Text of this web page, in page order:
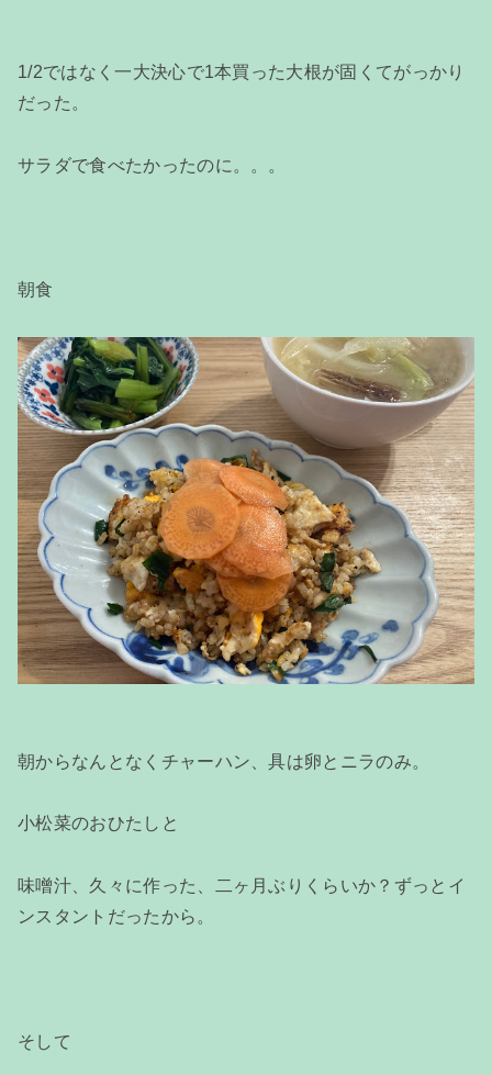
1/2ではなく一大決心で1本買った大根が固くてがっかり
だった。
サラダで食べたかったのに。。。
朝食
朝からなんとなくチャーハン、具は卵とニラのみ。
小松菜のおひたしと
味噌汁、久々に作った、二ヶ月ぶりくらいか？ずっとイ
ンスタントだったから。
そして